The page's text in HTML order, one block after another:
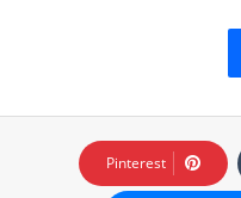
Pinterest